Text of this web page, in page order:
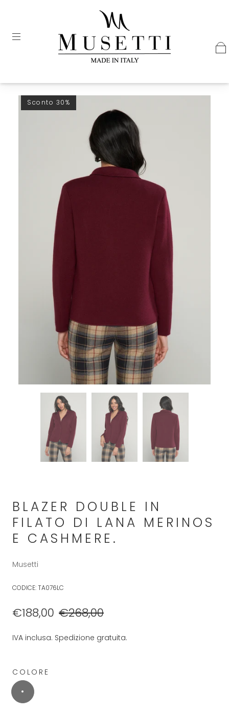
Sconto 30%
BLAZER DOUBLE IN
FILATO DI LANA MERINOS
E CASHMERE.
Musetti
CODICE:TA076LC
€188,00 €268,00
IVA inclusa. Spedizione gratuita.
COLORE